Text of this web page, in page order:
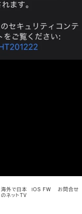
海外で日本
のネットTV
iOS FW お問合せ